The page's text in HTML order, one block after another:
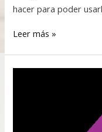
hacer para poder
Leer más »